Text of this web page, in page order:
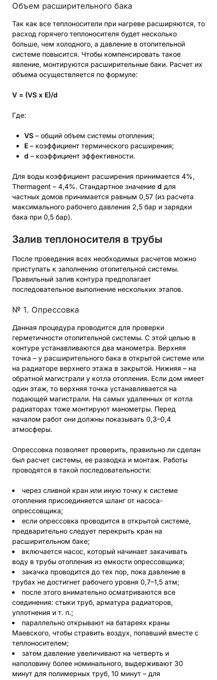
Объем расширительного бака
Так как все теплоносители при нагреве расширяются, то
расход горячего теплоносителя будет несколько
больше, чем холодного, а давление в отопительной
системе повысится. Чтобы компенсировать такое
явление, монтируются расширительные баки. Расчет их
объема осуществляется по формуле:
V = (VS x E)/d
Где:
VS – общий объем системы отопления;
Е – коэффициент термического расширения;
d – коэффициент эффективности.
Для воды коэффициент расширения принимается 4%,
Thermagent – 4,4%. Стандартное значение d для
частных домов принимается равным 0,57 (из расчета
максимального рабочего давления 2,5 бар и зарядки
бака при 0,5 бар).
Залив теплоносителя в трубы
После проведения всех необходимых расчетов можно
приступать к заполнению отопительной системы.
Правильный залив контура предполагает
последовательное выполнение нескольких этапов.
№ 1. Опрессовка
Данная процедура проводится для проверки
герметичности отопительной системы. С этой целью в
контуре устанавливаются два манометра. Верхняя
точка – у расширительного бака в открытой системе или
на радиаторе верхнего этажа в закрытой. Нижняя – на
обратной магистрали у котла отопления. Если дом имеет
один этаж, то верхняя точка устанавливается на
подающей магистрали. На самых удаленных от котла
радиаторах тоже монтируют манометры. Перед
началом работ они должны показывать 0,3–0,4
атмосферы.
Опрессовка позволяет проверить, правильно ли сделан
был расчет системы, ее разводка и монтаж. Работы
проводятся в такой последовательности:
через сливной кран или иную точку к системе
отопления присоединяется шланг от насоса-
опрессовщика;
если опрессовка проводится в открытой системе,
предварительно следует перекрыть кран на
расширительном баке;
включается насос, который начинает закачивать
воду в трубы отопления из емкости опрессовщика;
закачка проводится до тех пор, пока давление в
трубах не достигнет рабочего уровня 0,7–1,5 атм;
после этого внимательно осматриваются все
соединения: стыки труб, арматура радиаторов,
уплотнения и т. п.;
параллельно открывают на батареях краны
Маевского, чтобы стравить воздух, попавший вместе с
теплоносителем;
затем давление увеличивают на четверть и
наполовину более номинального, выдерживают 30
минут для полимерных труб, 10 минут – для